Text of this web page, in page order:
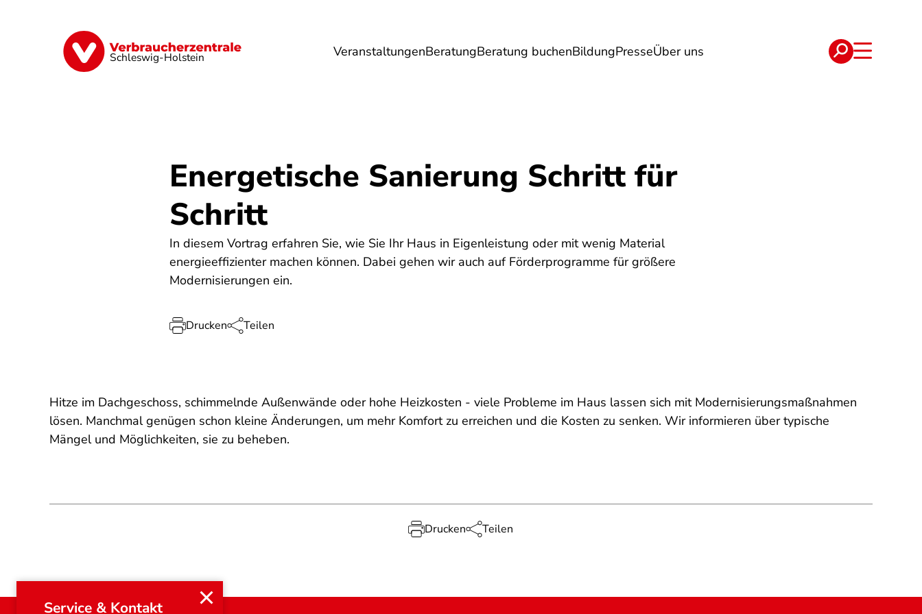
Schleswig-Holstein VeranstaltungenBeratungBeratung buchenBildungPresseÜber uns
Finanzen Digitales Lebensmittel Umwelt Gesundheit Energie Reise Verträge
Service & Kontakt
Energetische Sanierung Schritt für
Schritt
In diesem Vortrag erfahren Sie, wie Sie Ihr Haus in Eigenleistung oder mit wenig Material
energieeffizienter machen können. Dabei gehen wir auch auf Förderprogramme für größere
Modernisierungen ein.
Drucken Teilen
Hitze im Dachgeschoss, schimmelnde Außenwände oder hohe Heizkosten - viele Probleme im Haus lassen sich mit Modernisierungsmaßnahmen
lösen. Manchmal genügen schon kleine Änderungen, um mehr Komfort zu erreichen und die Kosten zu senken. Wir informieren über typische
Mängel und Möglichkeiten, sie zu beheben.
Drucken Teilen